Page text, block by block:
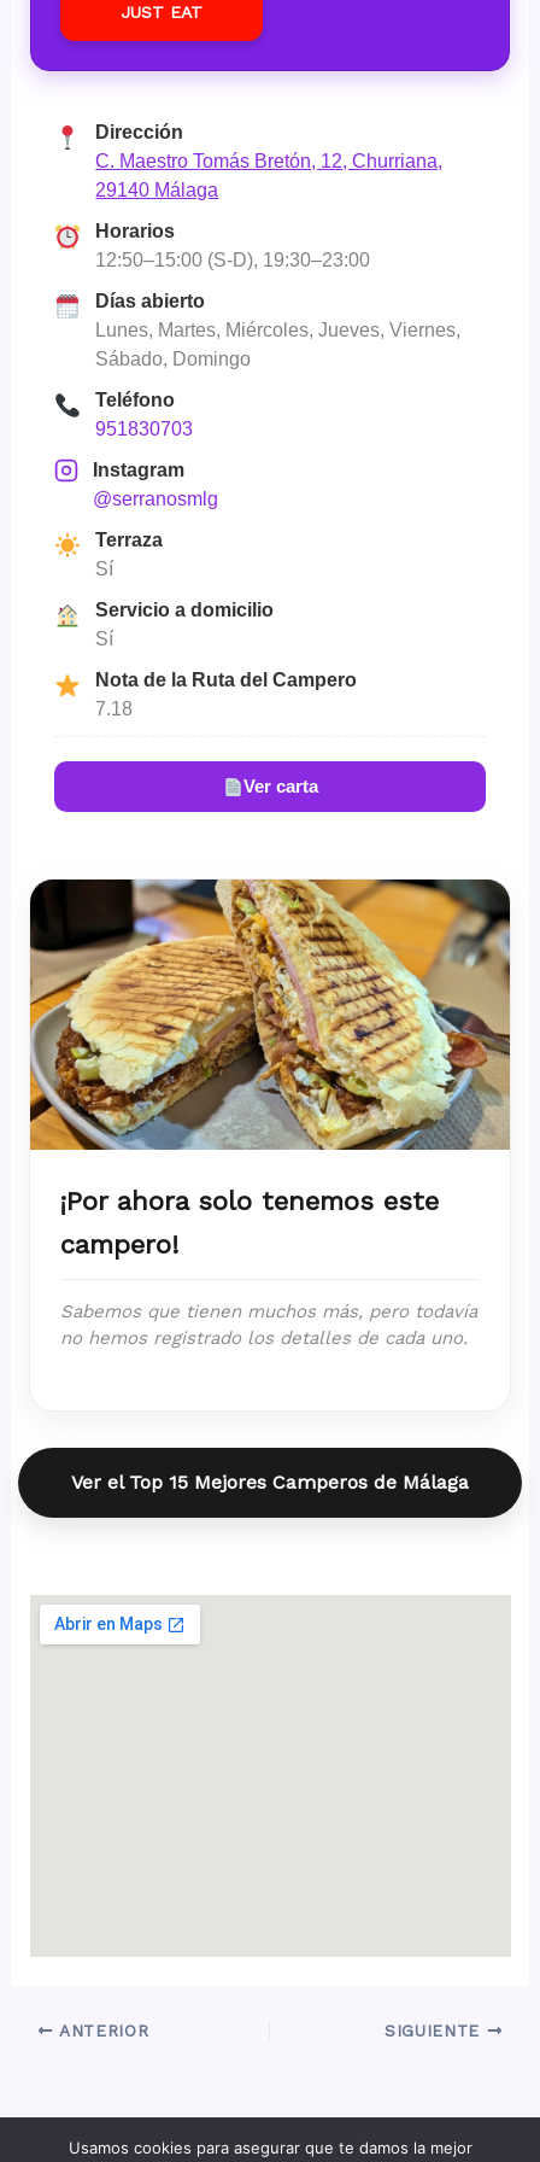
JUST EAT
Dirección
C. Maestro Tomás Bretón, 12, Churriana,
29140 Málaga
Horarios
12:50–15:00 (S-D), 19:30–23:00
Días abierto
Lunes, Martes, Miércoles, Jueves, Viernes,
Sábado, Domingo
Teléfono
951830703
Instagram
@serranosmlg
Terraza
Sí
Servicio a domicilio
Sí
Nota de la Ruta del Campero
7.18
Ver carta
¡Por ahora solo tenemos este
campero!
Sabemos que tienen muchos más, pero todavía
no hemos registrado los detalles de cada uno.
Ver el Top 15 Mejores Camperos de Málaga
ANTERIOR SIGUIENTE
Usamos cookies para asegurar que te damos la mejor